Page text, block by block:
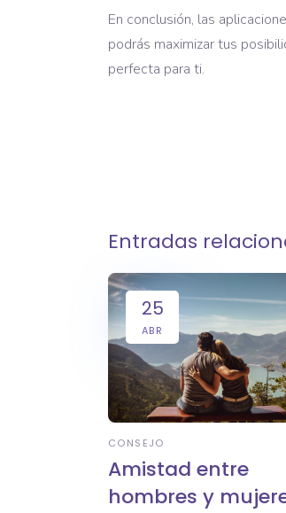
En conclusión, las
podrás maximizar tus
perfecta para ti.
Entradas
25
ABR
CONSEJO
Amistad entre
hombres y